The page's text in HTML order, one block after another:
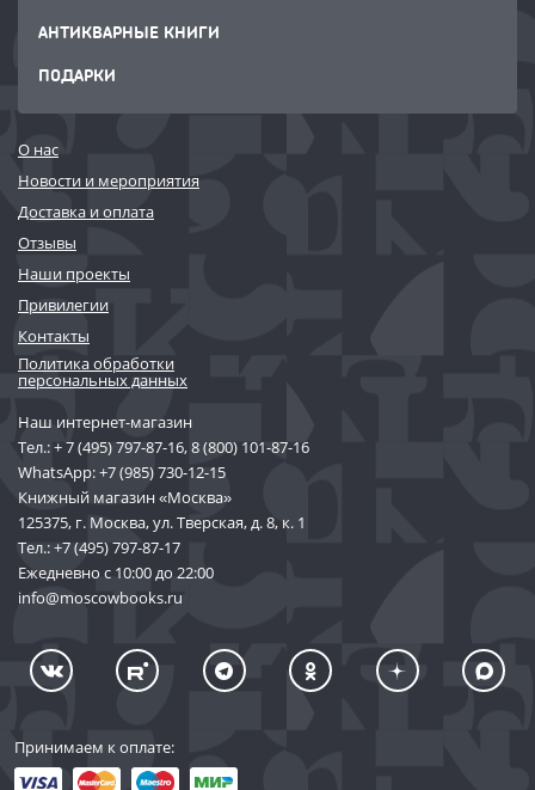
АНТИКВАРНЫЕ КНИГИ
ПОДАРКИ
О нас
Новости и мероприятия
Доставка и оплата
Отзывы
Наши проекты
Привилегии
Контакты
Политика обработки
персональных данных
Наш интернет-магазин
Тел.:+ 7 (495) 797-87-16,8 (800) 101-87-16
WhatsApp:+7 (985) 730-12-15
Книжный магазин «Москва»
125375, г. Москва, ул. Тверская, д. 8, к. 1
Тел.:+7 (495) 797-87-17
Ежедневно с 10:00 до 22:00
info@moscowbooks.ru
Принимаем к оплате: